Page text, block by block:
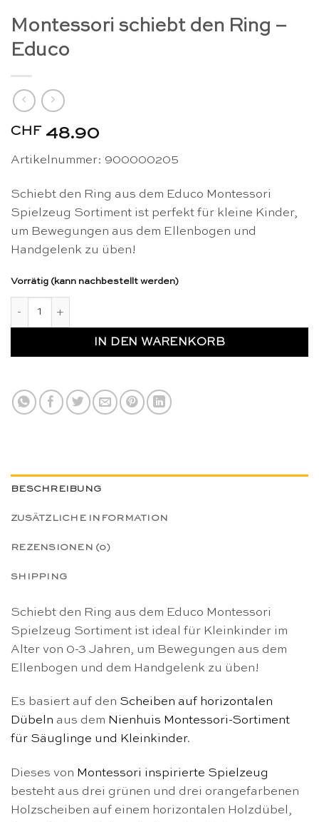
Montessori schiebt den Ring –
Educo
CHF 48.90
Artikelnummer: 900000205
Schiebt den Ring aus dem Educo Montessori
Spielzeug Sortiment ist perfekt für kleine Kinder,
um Bewegungen aus dem Ellenbogen und
Handgelenk zu üben!
Vorrätig (kann nachbestellt werden)
IN DEN WARENKORB
BESCHREIBUNG
ZUSÄTZLICHE INFORMATION
REZENSIONEN (0)
SHIPPING
Schiebt den Ring aus dem Educo Montessori
Spielzeug Sortiment ist ideal für Kleinkinder im
Alter von 0-3 Jahren, um Bewegungen aus dem
Ellenbogen und dem Handgelenk zu üben!
Es basiert auf den Scheiben auf horizontalen
Dübeln aus dem Nienhuis Montessori-Sortiment
für Säuglinge und Kleinkinder.
Dieses von Montessori inspirierte Spielzeug
besteht aus drei grünen und drei orangefarbenen
Holzscheiben auf einem horizontalen Holzdübel,